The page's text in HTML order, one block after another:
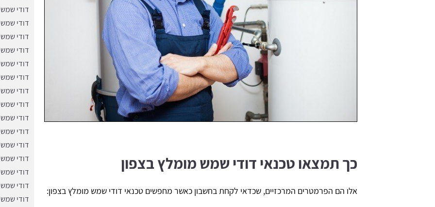
כך תמצאו טכנאי דודי שמש מומלץ בצפון
אלו הם הפרמטרים המרכזיים, שכדאי לקחת בחשבון כאשר מחפשים טכנאי דודי שמש מומלץ בצפון:
דודי
דודי
דודי
דודי
דודי
דודי
דודי
דודי
דודי
דודי שמש
דודי
דודי
דודי שמש
דודי
דודי